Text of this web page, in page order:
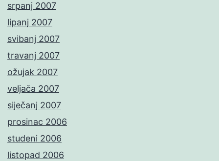
srpanj 2007
lipanj 2007
svibanj 2007
travanj 2007
ožujak 2007
veljača 2007
siječanj 2007
prosinac 2006
studeni 2006
listopad 2006